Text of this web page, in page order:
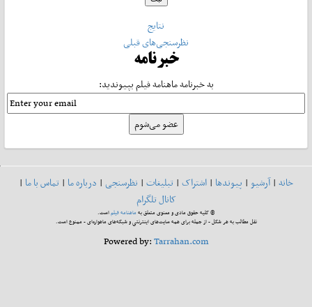
نتایج
نظرسنجی‌های قبلی
خبرنامه
به خبرنامه ماهنامه فیلم بپیوندید:
خانه|آرشیو| پیوندها| اشتراک| تبلیغات| نظرسنجی| درباره ما| تماس با ما|
کانال تلگرام
© کلیه حقوق مادی و معنوی متعلق بهماهنامه فیلماست.
نقل مطالب به هر شکل - از جمله برای همه سایت‌های اینترنتی و شبکه‌های ماهواره‌ای - ممنوع است.
Powered by:Tarrahan.com